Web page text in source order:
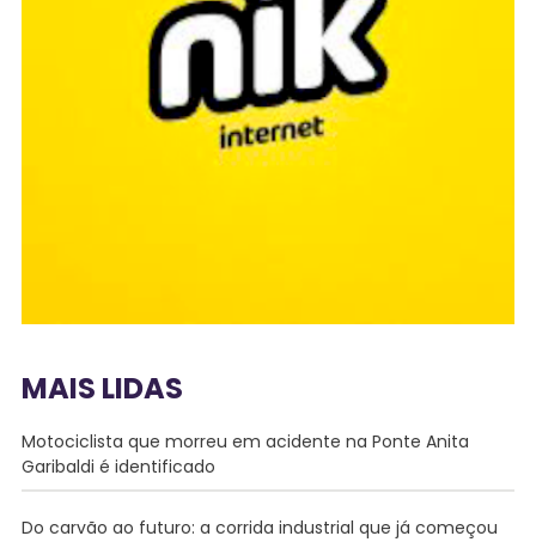
MAIS LIDAS
Motociclista que morreu em acidente na Ponte Anita
Garibaldi é identificado
Do carvão ao futuro: a corrida industrial que já começou